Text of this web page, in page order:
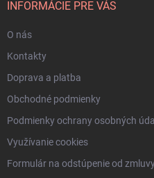
INFORMÁCIE PRE VÁS
O nás
Kontakty
Doprava a platba
Obchodné podmienky
Podmienky ochrany osobných
Využívanie cookies
Formulár na odstúpenie od